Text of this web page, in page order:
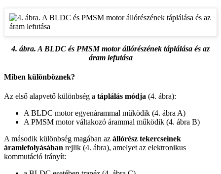
4. ábra. A BLDC és PMSM motor állórészének táplálása és az
áram lefutása
Miben különböznek?
Az első alapvető különbség a táplálás módja (4. ábra):
A BLDC motor egyenárammal működik (4. ábra A)
A PMSM motor váltakozó árammal működik (4. ábra B)
A második különbség magában az állórész tekercseinek
áramlefolyásában rejlik (4. ábra), amelyet az elektronikus
kommutáció irányít: